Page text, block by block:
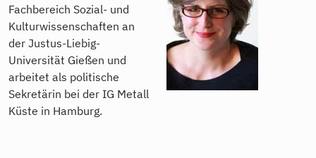
Fachbereich Sozial- und
Kulturwissenschaften an
der Justus-Liebig-
Universität Gießen und
arbeitet als politische
Sekretärin bei der IG Metall
Küste in Hamburg.